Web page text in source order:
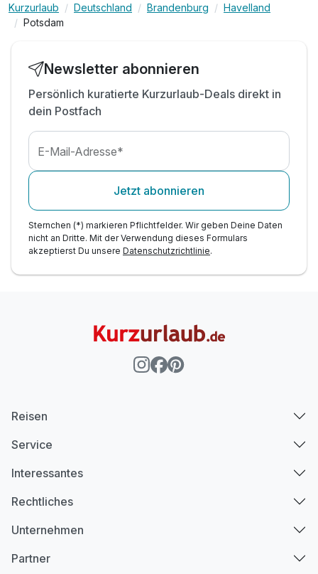
Kurzurlaub Deutschland Brandenburg
Havelland
Potsdam
Newsletter abonnieren
Persönlich kuratierte Kurzurlaub-Deals direkt in
dein Postfach
E-Mail-Adresse*
Jetzt abonnieren
Sternchen (*) markieren Pflichtfelder. Wir geben Deine Daten
nicht an Dritte. Mit der Verwendung dieses Formulars
akzeptierst Du unsere Datenschutzrichtlinie.
Reisen
Service
Interessantes
Rechtliches
Unternehmen
Partner